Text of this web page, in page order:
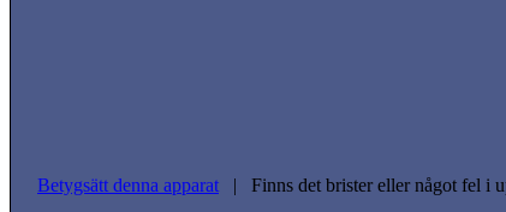
Betygsätt denna apparat | Finns det brister eller något fel i